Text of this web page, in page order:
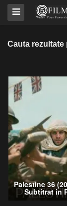
Cauta
Palestine 36
Subtitrat in